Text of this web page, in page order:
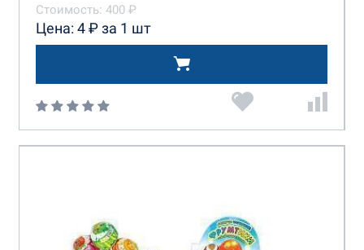
Стоимость: 400 ₽
Цена: 4 ₽ за 1 шт